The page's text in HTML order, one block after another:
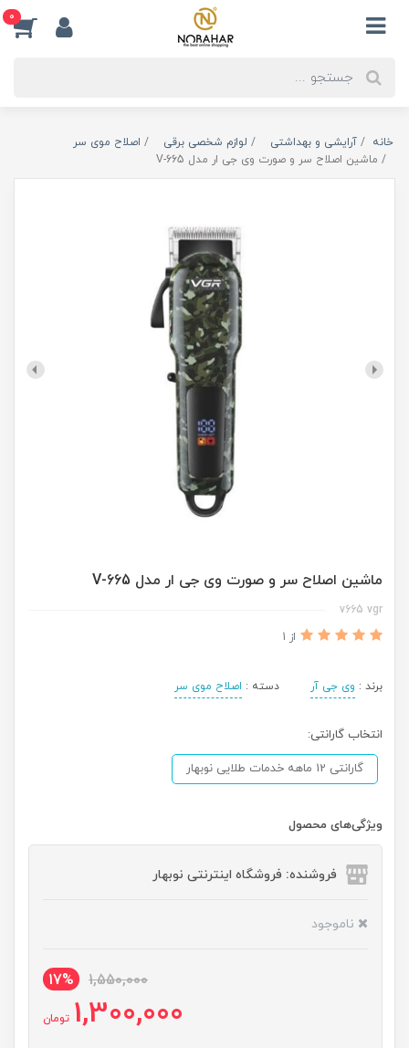
0
خانه آرایشی و بهداشتی لوازم شخصی برقی
اصلاح موی سر
ماشین اصلاح سر و صورت وی جی ار مدل V-665
ماشین اصلاح سر و صورت وی جی ار مدل V-665
v665 vgr
از 1
برند : وی جی آر دسته : اصلاح موی سر
انتخاب گارانتی:
گارانتی 12 ماهه خدمات طلایی نوبهار
ویژگی‌های محصول
فروشنده: فروشگاه اینترنتی نوبهار
ناموجود
1,550,000
17%
1,300,000 تومان